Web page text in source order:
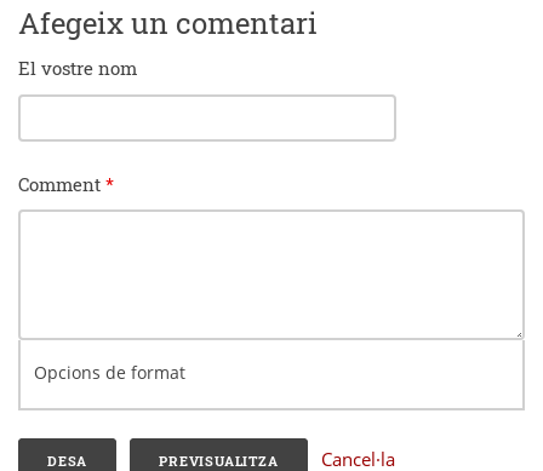
Afegeix un comentari
El vostre nom
Comment *
Opcions de format
Cancel·la